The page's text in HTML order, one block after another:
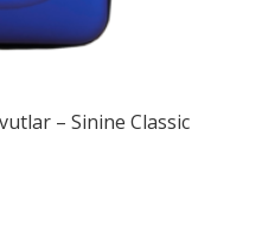
– Sinine Classic